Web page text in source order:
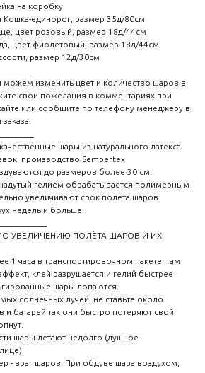
на коробку
Кошка-единорог, размер 35д/80см
цвет розовый, размер 18д/44см
цвет фиолетовый, размер 18д/44см
размер 12д/30см
изменить цвет и количество шаров в
свои пожелания в комментариях при
или сообщите по телефону менеджеру в
шары из натурального латекса
производство Sempertex
до размеров более 30 см.
гелием обрабатывается полимерным
увеличивают срок полета шаров.
недель и больше.
УВЕЛИЧЕНИЮ ПОЛЁТА ШАРОВ И ИХ
1 часа в транспортировочном пакете, там
клей разрушается и гелий быстрее
шары лопаются.
солнечных лучей, не ставьте около
и батарей,так они быстро потеряют свой
шары летают недолго (душное
- враг шаров. При обдуве шара воздухом,